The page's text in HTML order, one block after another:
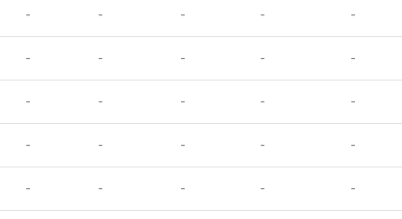
- - - - -
- - - - -
- - - - -
- - - - -
- - - - -